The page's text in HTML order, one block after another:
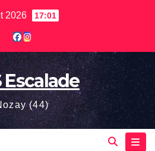
2026 17:01
Escalade
(44)